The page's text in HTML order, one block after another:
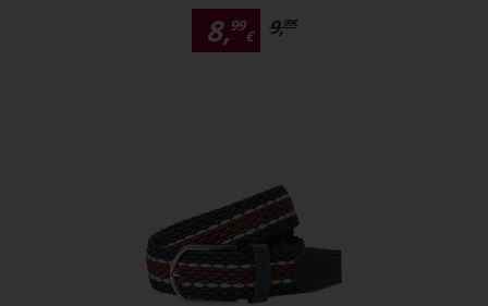
8,99
€ 9,99€